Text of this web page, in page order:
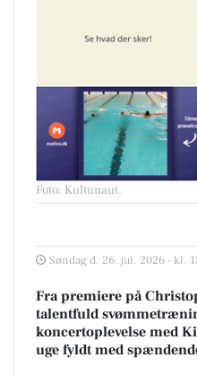
Foto: Kultunaut.
Søndag d. 26. jul. 2026 - kl.
Fra premiere på
talentfuld
koncertoplevelse med
uge fyldt med